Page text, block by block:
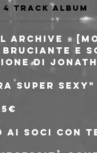
4 track album
ARCHIVE
bruciante e
di
super sexy"
soci con